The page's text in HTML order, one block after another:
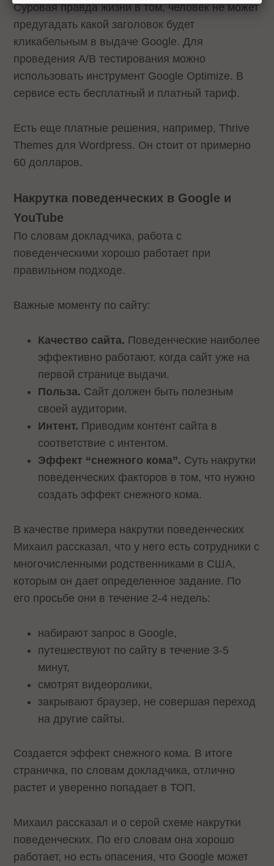
Суровая правда жизни в том, человек не может
предугадать какой заголовок будет
кликабельным в выдаче Google. Для
проведения A/B тестирования можно
использовать инструмент Google Optimize. В
сервисе есть бесплатный и платный тариф.
Есть еще платные решения, например, Thrive
Themes для Wordpress. Он стоит от примерно
60 долларов.
Накрутка поведенческих в Google и
YouTube
По словам докладчика, работа с
поведенческими хорошо работает при
правильном подходе.
Важные моменту по сайту:
Качество сайта. Поведенческие наиболее
эффективно работают, когда сайт уже на
первой странице выдачи.
Польза. Сайт должен быть полезным
своей аудитории.
Интент. Приводим контент сайта в
соответствие с интентом.
Эффект “снежного кома”. Суть накрутки
поведенческих факторов в том, что нужно
создать эффект снежного кома.
В качестве примера накрутки поведенческих
Михаил рассказал, что у него есть сотрудники с
многочисленными родственниками в США,
которым он дает определенное задание. По
его просьбе они в течение 2-4 недель:
набирают запрос в Google,
путешествуют по сайту в течение 3-5
минут,
смотрят видеоролики,
закрывают браузер, не совершая переход
на другие сайты.
Создается эффект снежного кома. В итоге
страничка, по словам докладчика, отлично
растет и уверенно попадает в ТОП.
Михаил рассказал и о серой схеме накрутки
поведенческих. По его словам она хорошо
работает, но есть опасения, что Google может